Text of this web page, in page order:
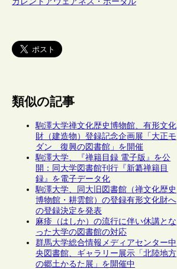
類似の記事
駒澤大学禅文化歴史博物館、有形文化
財（建造物）登録記念企画展「大正モ
ダン 復興の図書館」を開催
駒澤大学、『禅籍目録 電子版』を公
開：同大学図書館刊行『新纂禅籍目
録』を電子データ化
駒澤大学、同大旧図書館（禅文化歴史
博物館・耕雲館）の登録有形文化財へ
の登録決定を発表
麻疹（はしか）の流行に伴い休講とな
った大学の図書館の対応
群馬大学総合情報メディアセンター中
央図書館、ギャラリー展示「北陸地方
の郷土かるた展」を開催中